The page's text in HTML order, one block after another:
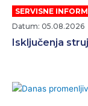
SERVISNE
Datum: 05.08.2026
Isključenja